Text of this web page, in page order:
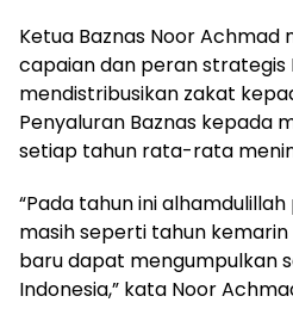
Ketua Baznas Noor Achmad
capaian dan peran strategis
mendistribusikan zakat
Penyaluran Baznas kepada
setiap tahun rata-rata
“Pada tahun ini
masih seperti tahun kemarin
baru dapat mengumpulkan
Indonesia,” kata Noor